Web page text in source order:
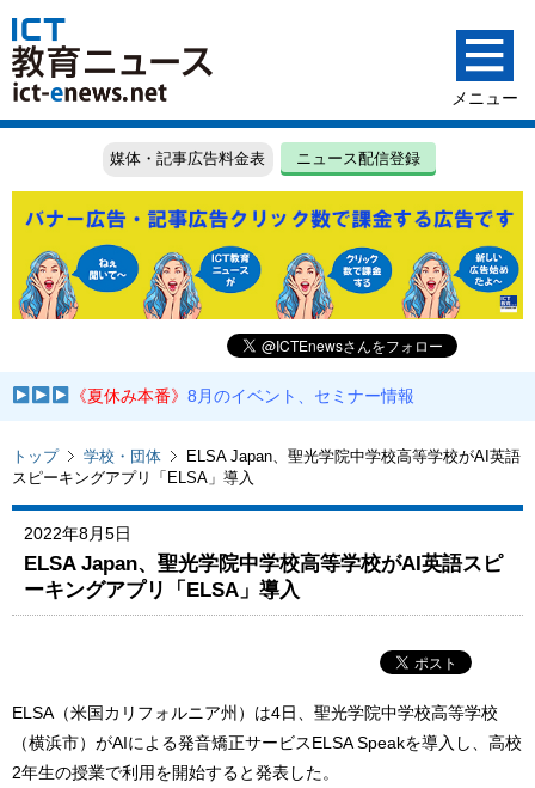
媒体・記事広告料金表 ニュース配信登録
《夏休み本番》8月のイベント、セミナー情報
トップ 学校・団体
ELSA Japan、聖光学院中学校高等学校がAI英語
スピーキングアプリ「ELSA」導入
2022年8月5日
ELSA Japan、聖光学院中学校高等学校がAI英語スピ
ーキングアプリ「ELSA」導入
ELSA（米国カリフォルニア州）は4日、聖光学院中学校高等学校
（横浜市）がAIによる発音矯正サービスELSA Speakを導入し、高校
2年生の授業で利用を開始すると発表した。